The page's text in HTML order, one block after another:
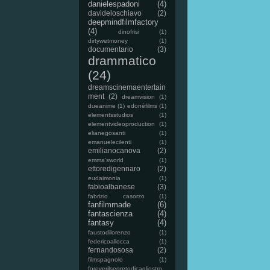
danielespadoni (4)
davideloschiavo (2)
deepmindfilmfactory
(4)
dinofrisi
(1)
dirtywetmoney
(1)
documentario (3)
drammatico
(24)
dreamscinemaentertain
ment (2) dreamvision
(1)
dueanime (1) edonèfilms (1)
elementsstudios
(1)
elementvideoproduction
(1)
elianegosanti
(1)
emanuelecilenti
(1)
emilianocanova (2)
emma'sworld (1)
ettoredigennaro (2)
eudaimonia (1)
fabioalbanese (3)
fabrizio casorzo (1)
fanfilmmade
(6)
fantascienza
(4)
fantasy
(4)
faustodilorenzo
(1)
federicoallocca
(1)
fernandososa (2)
filmspagnolo
(1)
foreverilsegretodicagliostro